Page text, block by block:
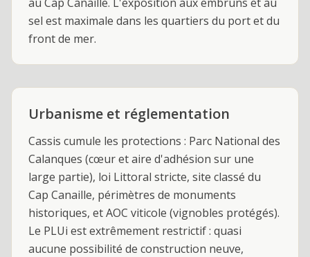
sel est maximale dans les quartiers du port et du
front de mer.
Urbanisme et réglementation
Cassis cumule les protections : Parc National des
Calanques (cœur et aire d'adhésion sur une
large partie), loi Littoral stricte, site classé du
Cap Canaille, périmètres de monuments
historiques, et AOC viticole (vignobles protégés).
Le PLUi est extrêmement restrictif : quasi
aucune possibilité de construction neuve,